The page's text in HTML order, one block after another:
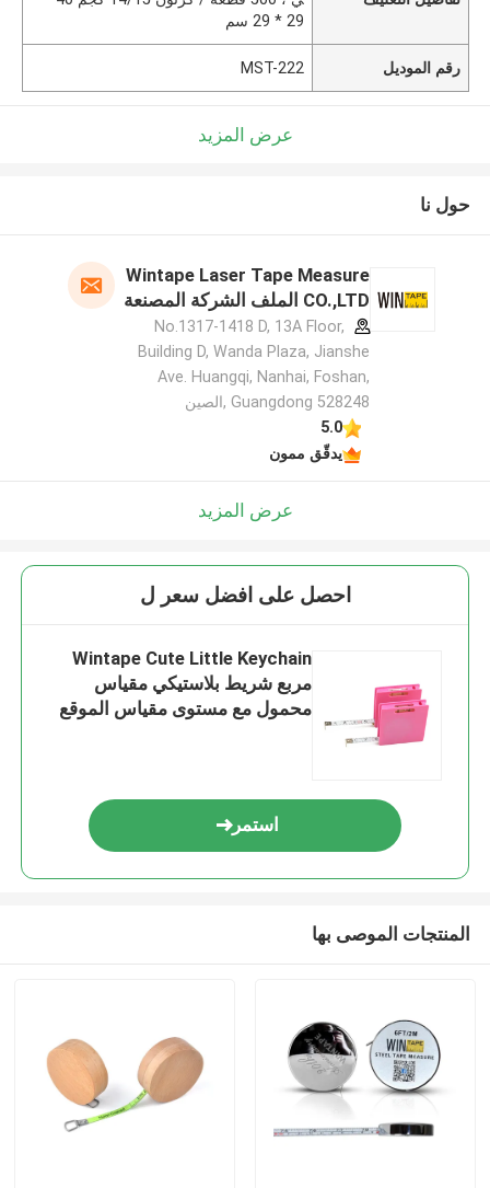
29 * 29 سم
رقم الموديل MST-222
عرض المزيد
حول نا
Wintape Laser Tape Measure
CO.,LTD الملف الشركة المصنعة
No.1317-1418 D, 13A Floor,
Building D, Wanda Plaza, Jianshe
Ave. Huangqi, Nanhai, Foshan,
Guangdong 528248 ,الصين
5.0
يدقّق ممون
عرض المزيد
احصل على افضل سعر ل
Wintape Cute Little Keychain
مربع شريط بلاستيكي مقياس
محمول مع مستوى مقياس الموقع
استمر
المنتجات الموصى بها